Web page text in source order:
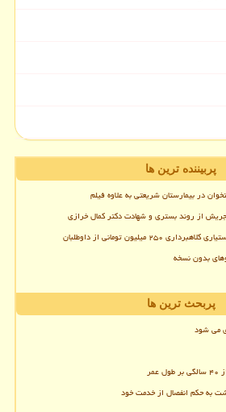
پربیننده ترین ها
در بیمارستان شریعتی به علاوه فیلم
از روند بستری و شهادت دکتر کمال خرازی
تومانی از داوطلبان
بدون نسخه
پربحث ترین ها
می شود
به حکم انفصال از خدمت خود